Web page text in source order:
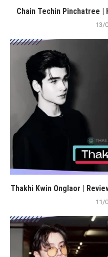
Chain Techin Pinchatree |
13/
Thakhi Kwin Onglaor |
11/